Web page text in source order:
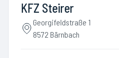
KFZ Steirer
Georgifeldstraße 1
8572 Bärnbach